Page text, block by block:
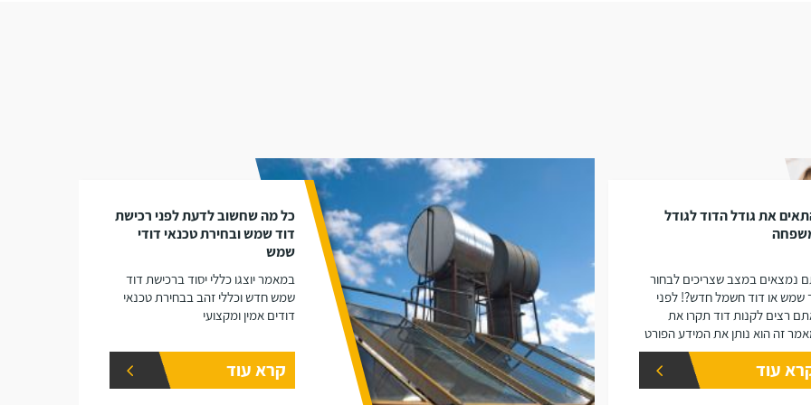
את גודל הדוד לגודל
נמצאים במצב שצריכים לבחור
שמש או דוד חשמל חדש?! לפני
רצים לקנות דוד תקרו את
זה הוא נותן את המידע הפורט
שונים של דודים ואיזה דוד
יתאים עבורכם.
עוד
כל מה שחשוב לדעת לפני רכישת
דוד שמש ובחירת טכנאי דודי
שמש
במאמר יוצגו כללי יסוד ברכישת דוד
שמש חדש וכללי זהב בבחירת טכנאי
דודים אמין ומקצועי
קרא עוד